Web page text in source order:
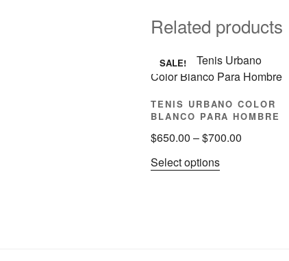
Related products
SALE!
TENIS URBANO COLOR
BLANCO PARA HOMBRE
$650.00 –$700.00
Select optionsThis